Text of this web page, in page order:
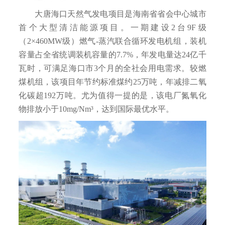
大唐海口天然气发电项目是海南省省会中心城市
首个大型清洁能源项目。一期建设2台9F级
（2×460MW级）燃气-蒸汽联合循环发电机组，装机
容量占全省统调装机容量的7.7%，年发电量达24亿千
瓦时，可满足海口市3个月的全社会用电需求。较燃
煤机组，该项目年节约标准煤约25万吨，年减排二氧
化碳超192万吨。尤为值得一提的是，该电厂氮氧化
物排放小于10mg/Nm³，达到国际最优水平。